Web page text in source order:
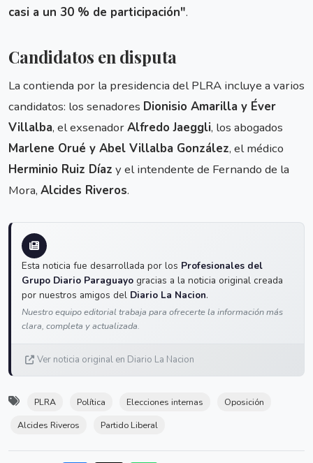
casi a un 30 % de participación".
Candidatos en disputa
La contienda por la presidencia del PLRA incluye a varios
candidatos: los senadores Dionisio Amarilla y Éver
Villalba, el exsenadorAlfredo Jaeggli, los abogados
Marlene Orué y Abel Villalba González, el médico
Herminio Ruiz Díaz y el intendente de Fernando de la
Mora, Alcides Riveros.
Esta noticia fue desarrollada por los Profesionales del
Grupo Diario Paraguayo gracias a la noticia original creada
por nuestros amigos del Diario La Nacion.
Nuestro equipo editorial trabaja para ofrecerte la información más
clara, completa y actualizada.
Ver noticia original en Diario La Nacion
PLRA Política Elecciones internas
Oposición
Alcides Riveros
Partido Liberal